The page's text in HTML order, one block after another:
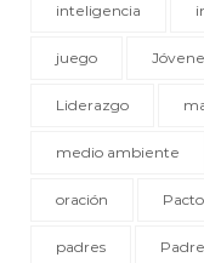
inteligencia
juego
Liderazgo
medio ambiente
oración
padres